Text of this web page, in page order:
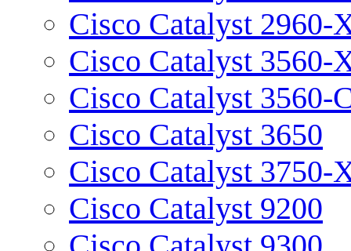
Cisco Catalyst 2960-
Cisco Catalyst 3560-
Cisco Catalyst 3560-
Cisco Catalyst 3650
Cisco Catalyst 3750-
Cisco Catalyst 9200